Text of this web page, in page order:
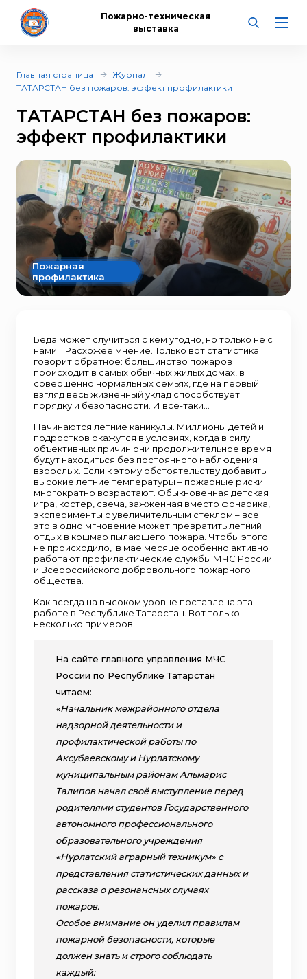
Пожарно-техническая
выставка
Главная страница
Журнал
ТАТАРСТАН без пожаров: эффект профилактики
ТАТАРСТАН без пожаров:
эффект профилактики
Пожарная
профилактика
Беда может случиться с кем угодно, но только не с
нами... Расхожее мнение. Только вот статистика
говорит обратное: большинство пожаров
происходит в самых обычных жилых домах, в
совершенно нормальных семьях, где на первый
взгляд весь жизненный уклад способствует
порядку и безопасности. И все-таки…
Начинаются летние каникулы. Миллионы детей и
подростков окажутся в условиях, когда в силу
объективных причин они продолжительное время
будут находиться без постоянного наблюдения
взрослых. Если к этому обстоятельству добавить
высокие летние температуры – пожарные риски
многократно возрастают. Обыкновенная детская
игра, костер, свеча, зажженная вместо фонарика,
эксперименты с увеличительным стеклом – все
это в одно мгновение может превратить летний
отдых в кошмар пылающего пожара. Чтобы этого
не происходило, в мае месяце особенно активно
работают профилактические службы МЧС России
и Всероссийского добровольного пожарного
общества.
Как всегда на высоком уровне поставлена эта
работе в Республике Татарстан. Вот только
несколько примеров.
На сайте главного управления МЧС
России по Республике Татарстан
читаем:
«Начальник межрайонного отдела
надзорной деятельности и
профилактической работы по
Аксубаевскому и Нурлатскому
муниципальным районам Альмарис
Талипов начал своё выступление перед
родителями студентов Государственного
автономного профессионального
образовательного учреждения
«Нурлатский аграрный техникум» с
представления статистических данных и
рассказа о резонансных случаях
пожаров.
Особое внимание он уделил правилам
пожарной безопасности, которые
должен знать и строго соблюдать
каждый: